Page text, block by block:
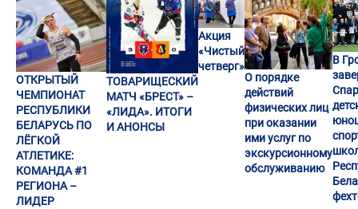
ОТКРЫТЫЙ
ЧЕМПИОНАТ
РЕСПУБЛИКИ
БЕЛАРУСЬ ПО
ЛЁГКОЙ
АТЛЕТИКЕ:
КОМАНДА #1
РЕГИОНА –
ЛИДЕР
ТОВАРИЩЕСКИЙ
МАТЧ «БРЕСТ» –
«ЛИДА». ИТОГИ
И АНОНСЫ
Акция
«Чистый
четверг»
О порядке
действий
физических лиц
при оказании
ими услуг по
экскурсионному
обслуживанию
В